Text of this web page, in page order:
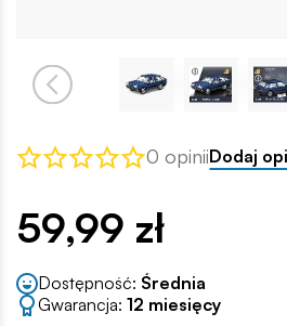
0 opiniiDodaj
59,99 zł
Dostępność: Średnia
Gwarancja: 12 miesięcy